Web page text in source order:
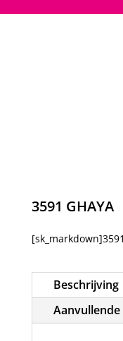
3591 GHAYA
Beschrijving